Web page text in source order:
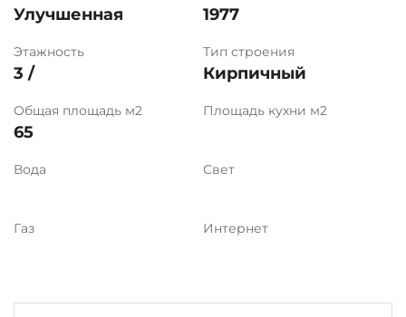
Улучшенная 1977
Этажность
3 /
Тип строения
Кирпичный
Общая площадь м2
65
Площадь кухни м2
Вода Свет
Газ Интернет